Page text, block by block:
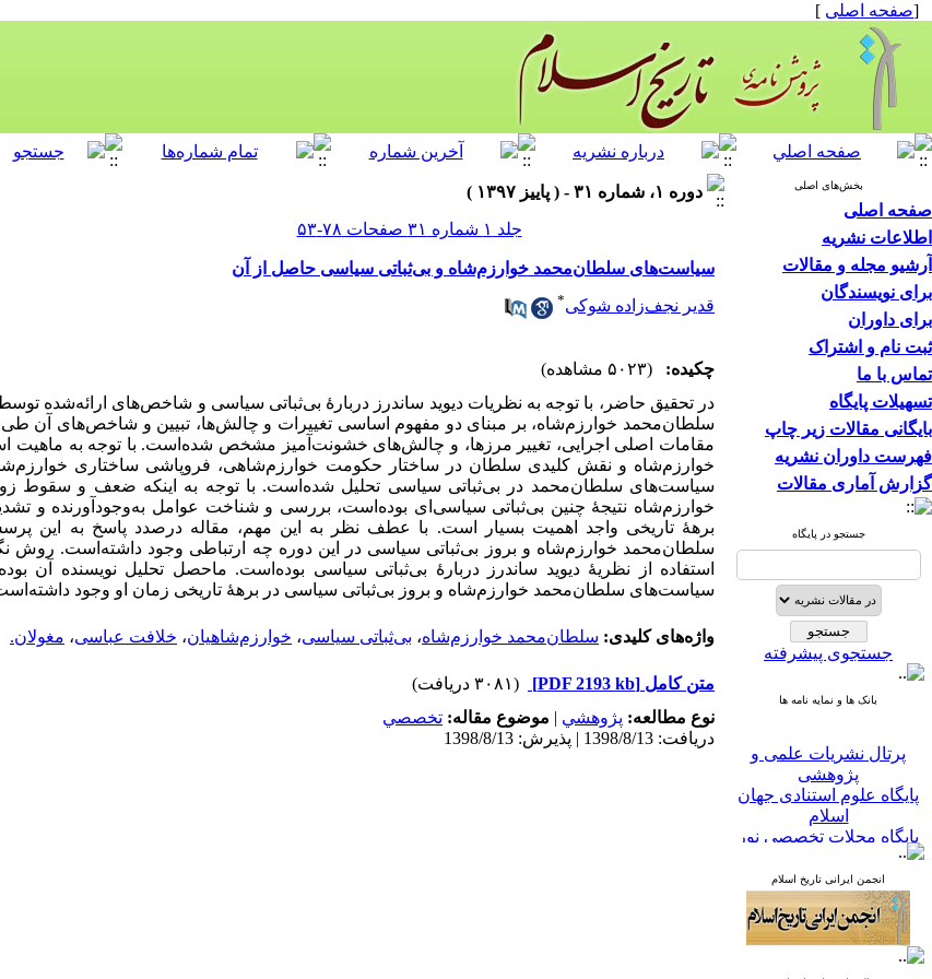
[صفحه اصلی ]
بخش‌های اصلی
صفحه اصلی
اطلاعات نشریه
آرشیو مجله و مقالات
برای نویسندگان
برای داوران
ثبت نام و اشتراک
تماس با ما
تسهیلات پایگاه
بایگانی مقالات زیر چاپ
فهرست داوران نشریه
گزارش آماری مقالات
جستجو در پایگاه
جستجوی پیشرفته
بانک ها و نمایه نامه ها
پرتال نشریات علمی و
پژوهشی
پایگاه علوم استنادی جهان
اسلام
پایگاه مجلات تخصصی نور
پایگاه مرکز اطلاعات جهاد
دانشگاهی
پرتال جامع علوم انسانی
بانک اطلاعات نشریات
کشور
انجمن ایرانی تاریخ اسلام
دوره ۱، شماره ۳۱ - ( پاییز ۱۳۹۷ )
جلد ۱ شماره ۳۱ صفحات ۷۸-۵۳
سیاست‌های سلطان‌محمد خوارزم‌شاه و بی‌ثباتی سیاسی حاصل از آن
قدیر نجف‌زاده شوکی*
چکیده:
(۵۰۲۳ مشاهده)
در تحقیق حاضر، با توجه به نظریات دیوید ساندرز دربارۀ بی‌‌ثباتی سیاسی و شاخص‌‌های ارائه‌شده
سلطان‌محمد خوارزم‌شاه، بر مبنای دو مفهوم اساسی تغییرات و چالش‌ها، تبیین و شاخص‌‌های آن طی
مقامات اصلی اجرایی، تغییر مرزها، و چالش‌‌های خشونت‌‌آمیز مشخص شده‌است. با توجه به ماهیت
خوارزم‌شاه و نقش کلیدی سلطان در ساختار حکومت‌‌ خوارزم‌شاهی، فروپاشی ساختاری
سیاست‌‌های سلطان‌محمد در بی‌‌ثباتی سیاسی تحلیل شده‌است. با توجه به اینکه ضعف و سقوط
خوارزم‌شاه نتیجۀ چنین بی‌‌ثباتی سیاسی‌ای بوده‌است، بررسی و شناخت عوامل به‌وجودآورنده و
برهۀ تاریخی واجد اهمیت بسیار است. با عطف نظر به این مهم، مقاله درصدد پاسخ به این
سلطان‌محمد خوارزم‌شاه و بروز بی‌‌ثباتی سیاسی در این دوره چه ارتباطی وجود داشته‌است. روش
استفاده از نظریۀ دیوید ساندرز دربارۀ بی‌‌ثباتی سیاسی بوده‌است. ماحصل تحلیل نویسنده آن
سیاست‌های سلطان‌محمد خوارزم‌شاه و بروز بی‌‌ثباتی سیاسی در برهۀ تاریخی زمان او وجود
واژه‌های کلیدی: سلطان‌محمد خوارزم‌شاه، بی‌‌ثباتی سیاسی، خوارزم‌شاهیان، خلافت عباسی، مغولان.
متن کامل [PDF 2193 kb]
(۳۰۸۱ دریافت)
نوع مطالعه: پژوهشي | موضوع مقاله: تخصصي
دریافت: 1398/8/13 | پذیرش: 1398/8/13